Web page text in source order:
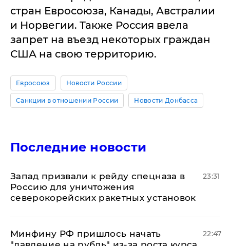
стран Евросоюза, Канады, Австралии
и Норвегии. Также Россия ввела
запрет на въезд некоторых граждан
США на свою территорию.
Евросоюз Новости России
Санкции в отношении России Новости Донбасса
Последние новости
Запад призвали к рейду спецназа в
Россию для уничтожения
северокорейских ракетных установок
23:31
Минфину РФ пришлось начать
22:47